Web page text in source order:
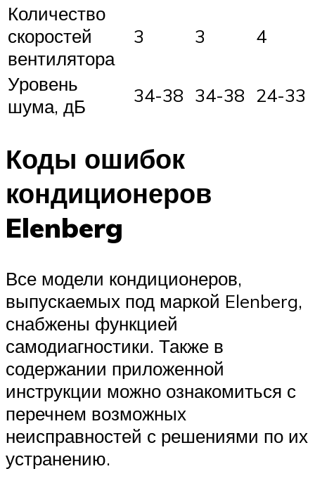
Количество
скоростей
вентилятора
3 3 4
Уровень
шума, дБ
34-38 34-38 24-33
Коды ошибок
кондиционеров
Elenberg
Все модели кондиционеров,
выпускаемых под маркой Elenberg,
снабжены функцией
самодиагностики. Также в
содержании приложенной
инструкции можно ознакомиться с
перечнем возможных
неисправностей с решениями по их
устранению.